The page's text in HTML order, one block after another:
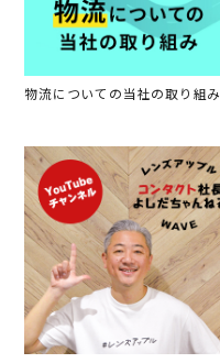
物流についての当社の取り組み